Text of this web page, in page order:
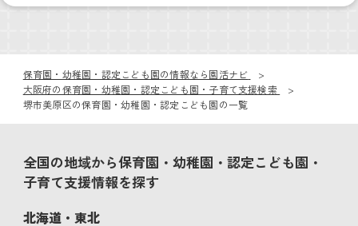
保育園・幼稚園・認定こども園の情報なら園活ナビ
大阪府の保育園・幼稚園・認定こども園・子育て支援検索
堺市美原区の保育園・幼稚園・認定こども園の一覧
全国の地域から保育園・幼稚園・認定こども園・
子育て支援情報を探す
北海道・東北